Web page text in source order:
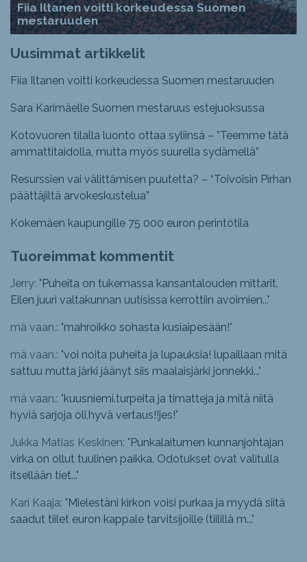
Fiia Iltanen voitti korkeudessa Suomen
mestaruuden
Uusimmat artikkelit
Fiia Iltanen voitti korkeudessa Suomen mestaruuden
Sara Karimäelle Suomen mestaruus estejuoksussa
Kotovuoren tilalla luonto ottaa syliinsä – ”Teemme tätä
ammattitaidolla, mutta myös suurella sydämellä”
Resurssien vai välittämisen puutetta? – “Toivoisin Pirhan
päättäjiltä arvokeskustelua”
Kokemäen kaupungille 75 000 euron perintötila
Tuoreimmat kommentit
Jerry: " Puheita on tukemassa kansantalouden mittarit.
Eilen juuri valtakunnan uutisissa kerrottiin avoimien..."
mä vaan.: "mahroikko sohasta kusiaipesään!"
mä vaan.: "voi noita puheita ja lupauksia! lupaillaan mitä
sattuu mutta järki jäänyt siis maalaisjärki jonnekki..."
mä vaan.: "kuusniemi.turpeita ja timatteja ja mitä niitä
hyviä sarjoja oli,hyvä vertaus!!jes!"
Jukka Matias Keskinen: " Punkalaitumen kunnanjohtajan
virka on ollut tuulinen paikka. Odotukset ovat valitulla
itsellään tiet..."
Kari Kaaja: " Mielestäni kirkon voisi purkaa ja myydä siitä
saadut tiilet euron kappale tarvitsijoille (tiilillä m..."